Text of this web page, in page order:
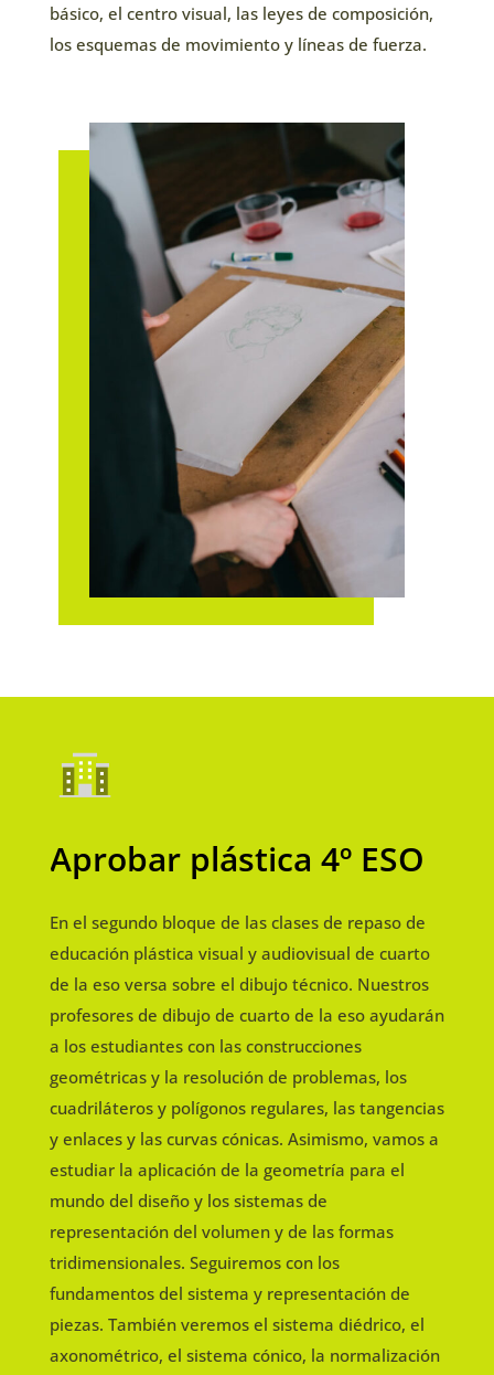
básico, el centro visual, las leyes de composición,
los esquemas de movimiento y líneas de fuerza.
Aprobar plástica 4º ESO
En el segundo bloque de las clases de repaso de
educación plástica visual y audiovisual de cuarto
de la eso versa sobre el dibujo técnico. Nuestros
profesores de dibujo de cuarto de la eso ayudarán
a los estudiantes con las construcciones
geométricas y la resolución de problemas, los
cuadriláteros y polígonos regulares, las tangencias
y enlaces y las curvas cónicas. Asimismo, vamos a
estudiar la aplicación de la geometría para el
mundo del diseño y los sistemas de
representación del volumen y de las formas
tridimensionales. Seguiremos con los
fundamentos del sistema y representación de
piezas. También veremos el sistema diédrico, el
axonométrico, el sistema cónico, la normalización